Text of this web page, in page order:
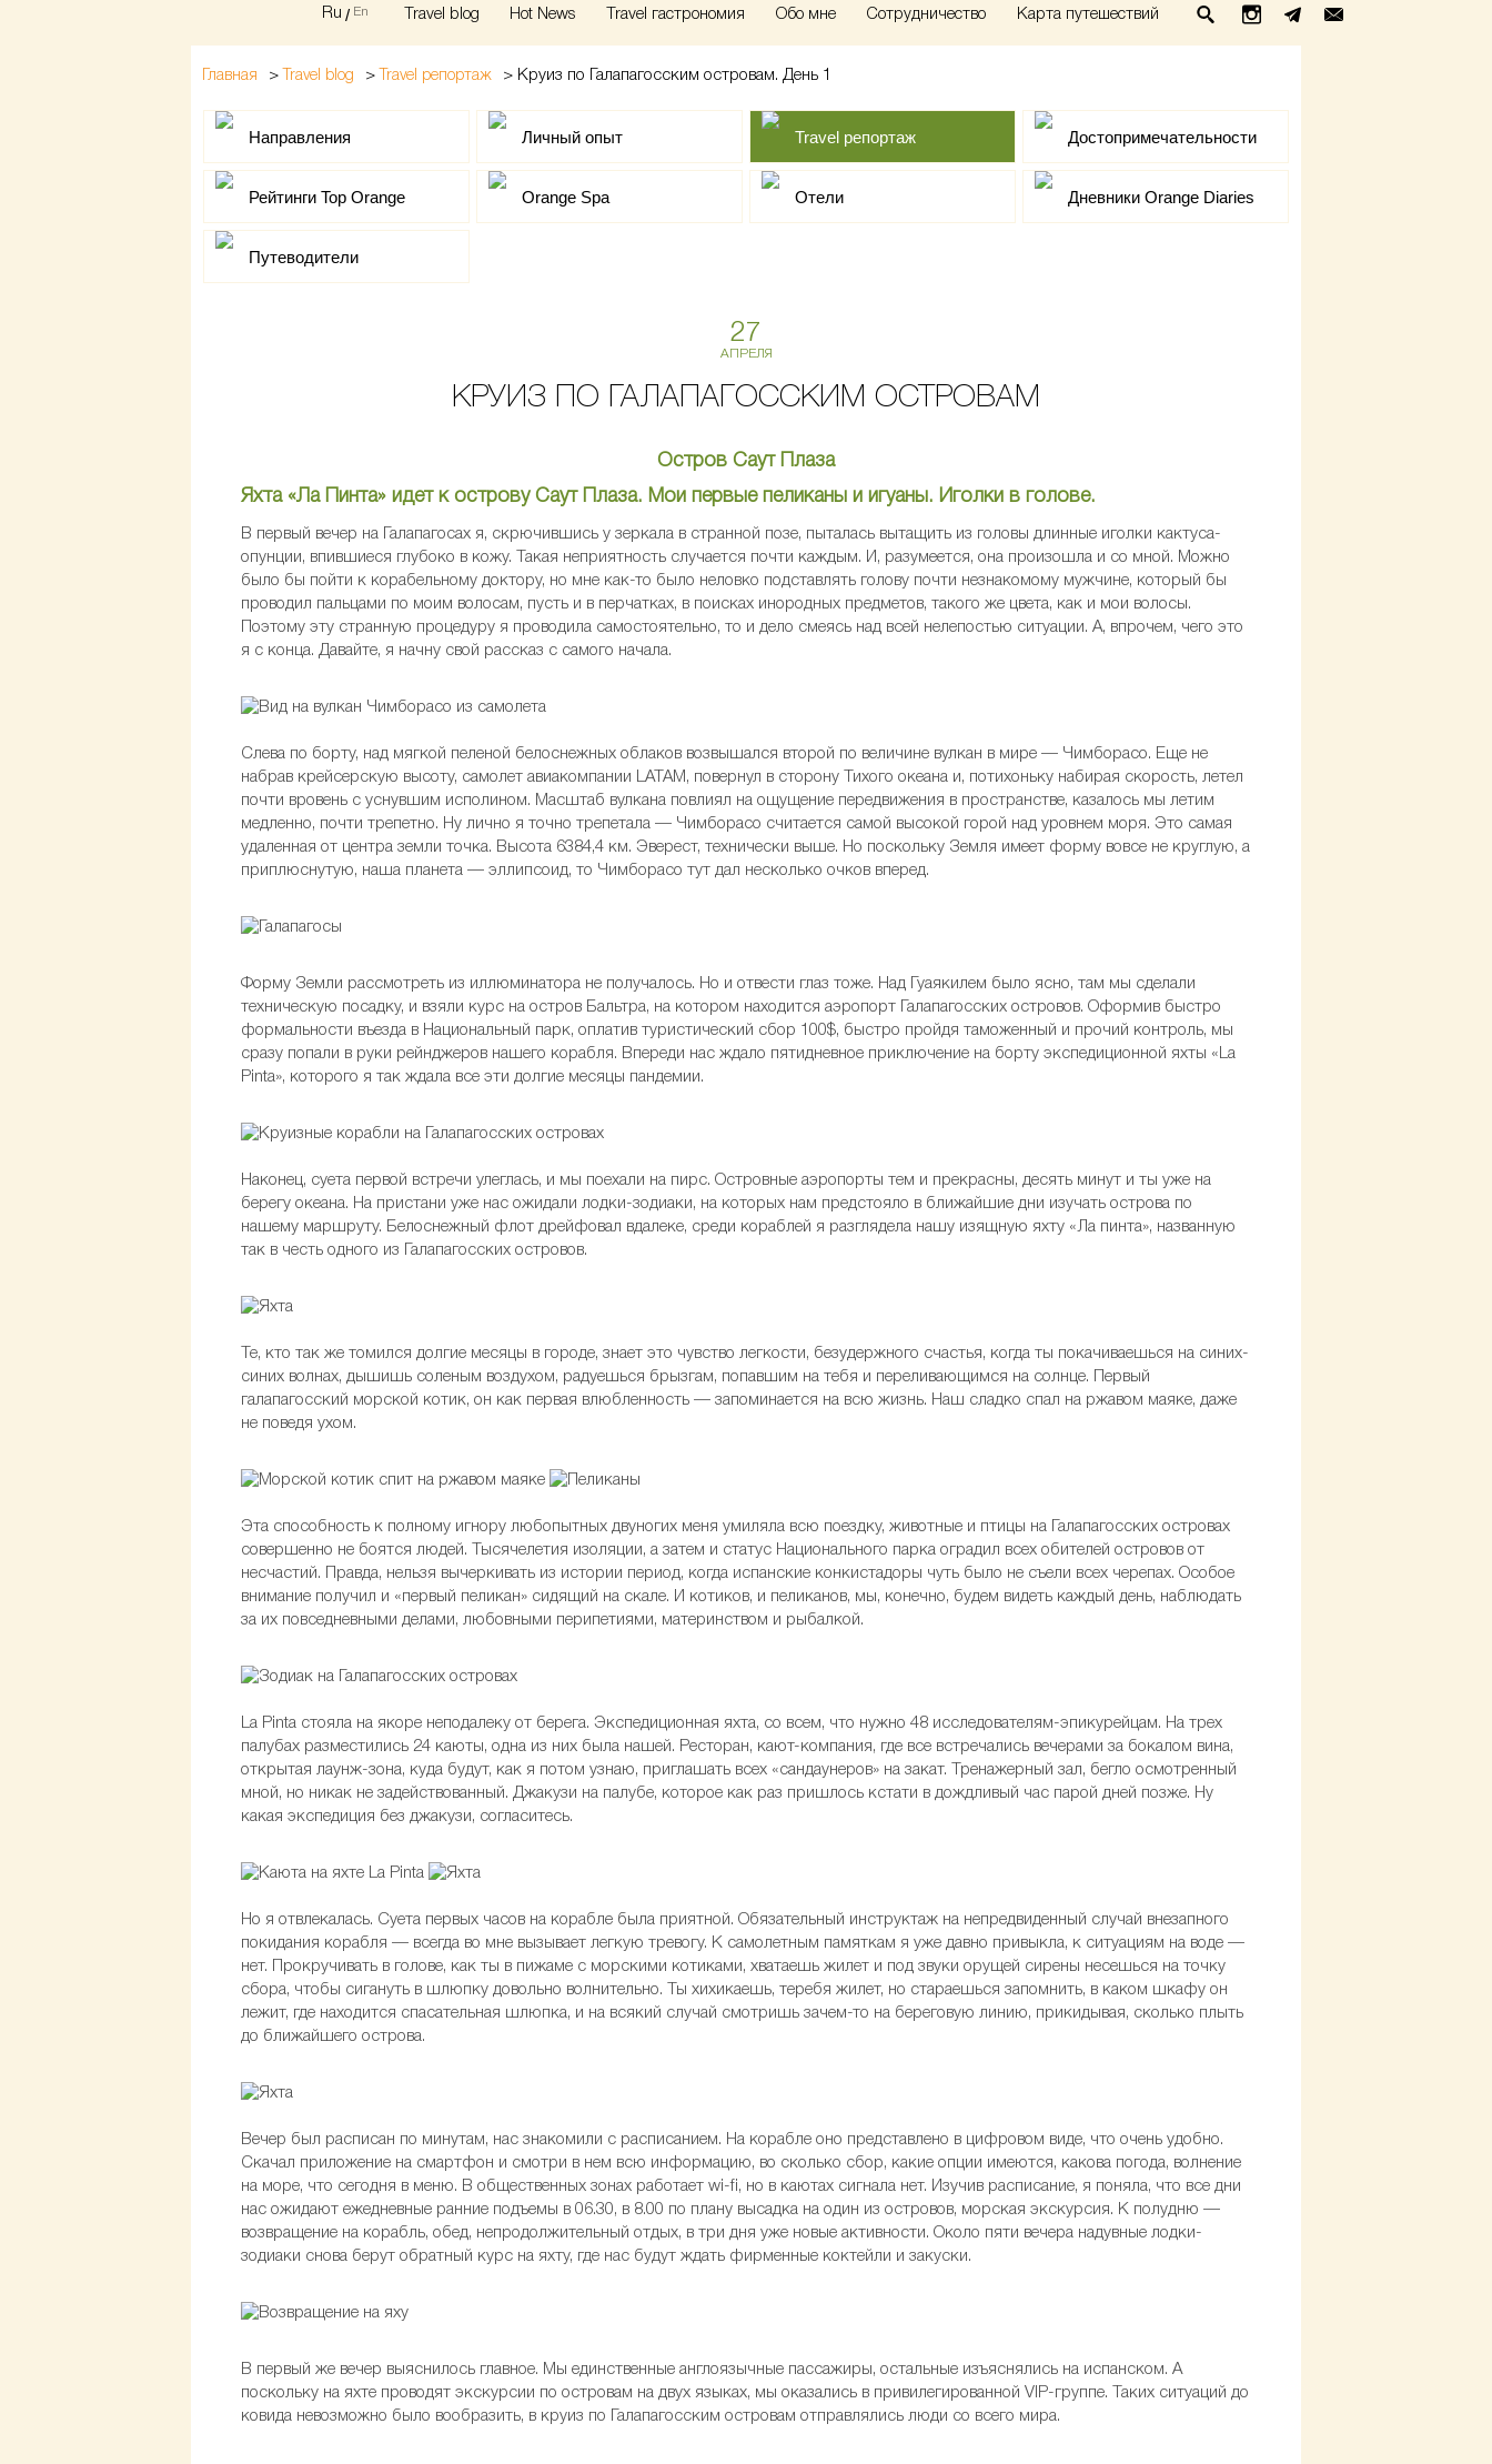
Ru / En Travel blog Hot News Travel гастрономия Обо мне Сотрудничество Карта путешествий
Главная > Travel blog > Travel репортаж > Круиз по Галапагосским островам. День 1
Направления Личный опыт Travel репортаж Достопримечательности
Рейтинги Top Orange Orange Spa Отели Дневники Orange Diaries
Путеводители
27
АПРЕЛЯ
КРУИЗ ПО ГАЛАПАГОССКИМ ОСТРОВАМ
Остров Саут Плаза
Яхта «Ла Пинта» идет к острову Саут Плаза. Мои первые пеликаны и игуаны. Иголки в голове.
В первый вечер на Галапагосах я, скрючившись у зеркала в странной позе, пыталась вытащить из головы длинные иголки кактуса-
опунции, впившиеся глубоко в кожу. Такая неприятность случается почти каждым. И, разумеется, она произошла и со мной. Можно
было бы пойти к корабельному доктору, но мне как-то было неловко подставлять голову почти незнакомому мужчине, который бы
проводил пальцами по моим волосам, пусть и в перчатках, в поисках инородных предметов, такого же цвета, как и мои волосы.
Поэтому эту странную процедуру я проводила самостоятельно, то и дело смеясь над всей нелепостью ситуации. А, впрочем, чего это
я с конца. Давайте, я начну свой рассказ с самого начала.
Слева по борту, над мягкой пеленой белоснежных облаков возвышался второй по величине вулкан в мире — Чимборасо. Еще не
набрав крейсерскую высоту, самолет авиакомпании LATAM, повернул в сторону Тихого океана и, потихоньку набирая скорость, летел
почти вровень с уснувшим исполином. Масштаб вулкана повлиял на ощущение передвижения в пространстве, казалось мы летим
медленно, почти трепетно. Ну лично я точно трепетала — Чимборасо считается самой высокой горой над уровнем моря. Это самая
удаленная от центра земли точка. Высота 6384,4 км. Эверест, технически выше. Но поскольку Земля имеет форму вовсе не круглую, а
приплюснутую, наша планета — эллипсоид, то Чимборасо тут дал несколько очков вперед.
Форму Земли рассмотреть из иллюминатора не получалось. Но и отвести глаз тоже. Над Гуаякилем было ясно, там мы сделали
техническую посадку, и взяли курс на остров Бальтра, на котором находится аэропорт Галапагосских островов. Оформив быстро
формальности въезда в Национальный парк, оплатив туристический сбор 100$, быстро пройдя таможенный и прочий контроль, мы
сразу попали в руки рейнджеров нашего корабля. Впереди нас ждало пятидневное приключение на борту экспедиционной яхты «La
Pinta», которого я так ждала все эти долгие месяцы пандемии.
Наконец, суета первой встречи улеглась, и мы поехали на пирс. Островные аэропорты тем и прекрасны, десять минут и ты уже на
берегу океана. На пристани уже нас ожидали лодки-зодиаки, на которых нам предстояло в ближайшие дни изучать острова по
нашему маршруту. Белоснежный флот дрейфовал вдалеке, среди кораблей я разглядела нашу изящную яхту «Ла пинта», названную
так в честь одного из Галапагосских островов.
Те, кто так же томился долгие месяцы в городе, знает это чувство легкости, безудержного счастья, когда ты покачиваешься на синих-
синих волнах, дышишь соленым воздухом, радуешься брызгам, попавшим на тебя и переливающимся на солнце. Первый
галапагосский морской котик, он как первая влюбленность — запоминается на всю жизнь. Наш сладко спал на ржавом маяке, даже
не поведя ухом.
Эта способность к полному игнору любопытных двуногих меня умиляла всю поездку, животные и птицы на Галапагосских островах
совершенно не боятся людей. Тысячелетия изоляции, а затем и статус Национального парка оградил всех обителей островов от
несчастий. Правда, нельзя вычеркивать из истории период, когда испанские конкистадоры чуть было не съели всех черепах. Особое
внимание получил и «первый пеликан» сидящий на скале. И котиков, и пеликанов, мы, конечно, будем видеть каждый день, наблюдать
за их повседневными делами, любовными перипетиями, материнством и рыбалкой.
La Pinta стояла на якоре неподалеку от берега. Экспедиционная яхта, со всем, что нужно 48 исследователям-эпикурейцам. На трех
палубах разместились 24 каюты, одна из них была нашей. Ресторан, кают-компания, где все встречались вечерами за бокалом вина,
открытая лаунж-зона, куда будут, как я потом узнаю, приглашать всех «сандаунеров» на закат. Тренажерный зал, бегло осмотренный
мной, но никак не задействованный. Джакузи на палубе, которое как раз пришлось кстати в дождливый час парой дней позже. Ну
какая экспедиция без джакузи, согласитесь.
Но я отвлекалась. Суета первых часов на корабле была приятной. Обязательный инструктаж на непредвиденный случай внезапного
покидания корабля — всегда во мне вызывает легкую тревогу. К самолетным памяткам я уже давно привыкла, к ситуациям на воде —
нет. Прокручивать в голове, как ты в пижаме с морскими котиками, хватаешь жилет и под звуки орущей сирены несешься на точку
сбора, чтобы сигануть в шлюпку довольно волнительно. Ты хихикаешь, теребя жилет, но стараешься запомнить, в каком шкафу он
лежит, где находится спасательная шлюпка, и на всякий случай смотришь зачем-то на береговую линию, прикидывая, сколько плыть
до ближайшего острова.
Вечер был расписан по минутам, нас знакомили с расписанием. На корабле оно представлено в цифровом виде, что очень удобно.
Скачал приложение на смартфон и смотри в нем всю информацию, во сколько сбор, какие опции имеются, какова погода, волнение
на море, что сегодня в меню. В общественных зонах работает wi-fi, но в каютах сигнала нет. Изучив расписание, я поняла, что все дни
нас ожидают ежедневные ранние подъемы в 06.30, в 8.00 по плану высадка на один из островов, морская экскурсия. К полудню —
возвращение на корабль, обед, непродолжительный отдых, в три дня уже новые активности. Около пяти вечера надувные лодки-
зодиаки снова берут обратный курс на яхту, где нас будут ждать фирменные коктейли и закуски.
В первый же вечер выяснилось главное. Мы единственные англоязычные пассажиры, остальные изъяснялись на испанском. А
поскольку на яхте проводят экскурсии по островам на двух языках, мы оказались в привилегированной VIP-группе. Таких ситуаций до
ковида невозможно было вообразить, в круиз по Галапагосским островам отправлялись люди со всего мира.